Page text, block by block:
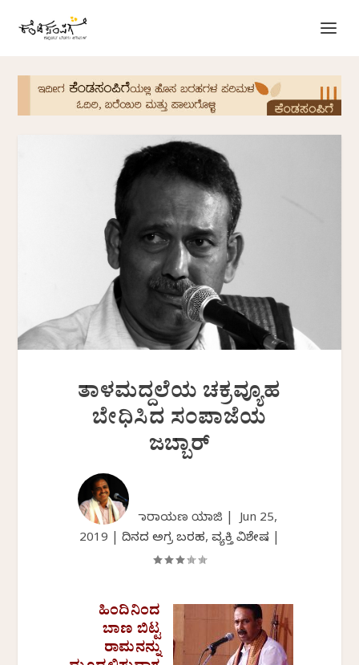
ತಾಳಮದ್ದಲೆಯ ಚಕ್ರವ್ಯೂಹ
ಬೇಧಿಸಿದ ಸಂಪಾಜೆಯ
ಜಬ್ಬಾರ್
ನಾರಾಯಣ ಯಾಜಿ |Jun 25,
2019
ದಿನದ ಅಗ್ರ ಬರಹ, ವ್ಯಕ್ತಿ ವಿಶೇಷ
ಹಿಂದಿನಿಂದ
ಬಾಣ ಬಿಟ್ಟ
ರಾಮನನ್ನು